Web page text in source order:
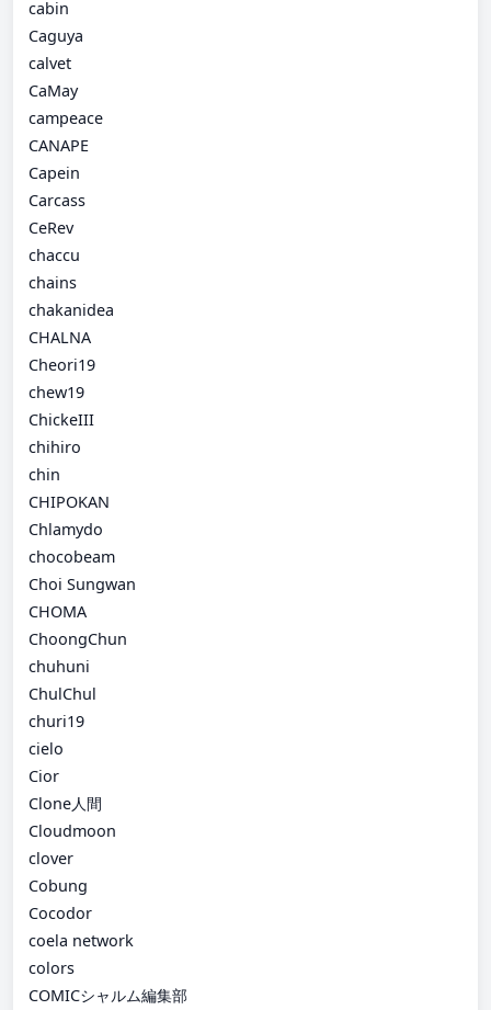
cabin
Caguya
calvet
CaMay
campeace
CANAPE
Capein
Carcass
CeRev
chaccu
chains
chakanidea
CHALNA
Cheori19
chew19
ChickeIII
chihiro
chin
CHIPOKAN
Chlamydo
chocobeam
Choi Sungwan
CHOMA
ChoongChun
chuhuni
ChulChul
churi19
cielo
Cior
Clone人間
Cloudmoon
clover
Cobung
Cocodor
coela network
colors
COMICシャルム編集部